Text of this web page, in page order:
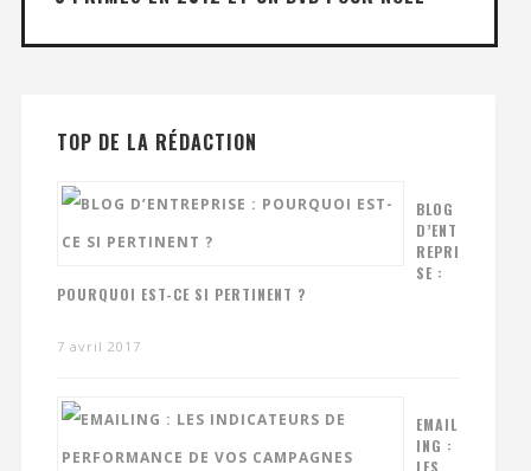
TOP DE LA RÉDACTION
BLOG
D’ENT
REPRI
SE :
POURQUOI EST-CE SI PERTINENT ?
7 avril 2017
EMAIL
ING :